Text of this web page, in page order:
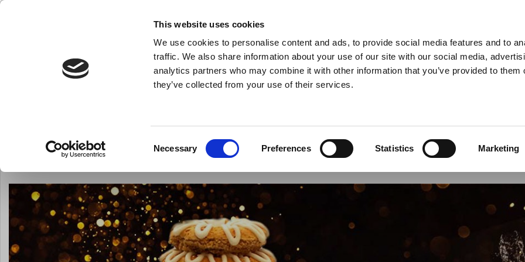
This website uses cookies
We use cookies to personalise content and ads, to provide social media features and to
traffic. We also share information about your use of our site with our social media,
analytics partners who may combine it with other information that you’ve provided to them
they’ve collected from your use of their services.
Necessary Preferences Statistics Marketing
- Køkkenudstyr til professionelle og entusiaster Søg
Køkkenredskaber Gryder & Pander Grill
Årets kransekage er hjemmelavet